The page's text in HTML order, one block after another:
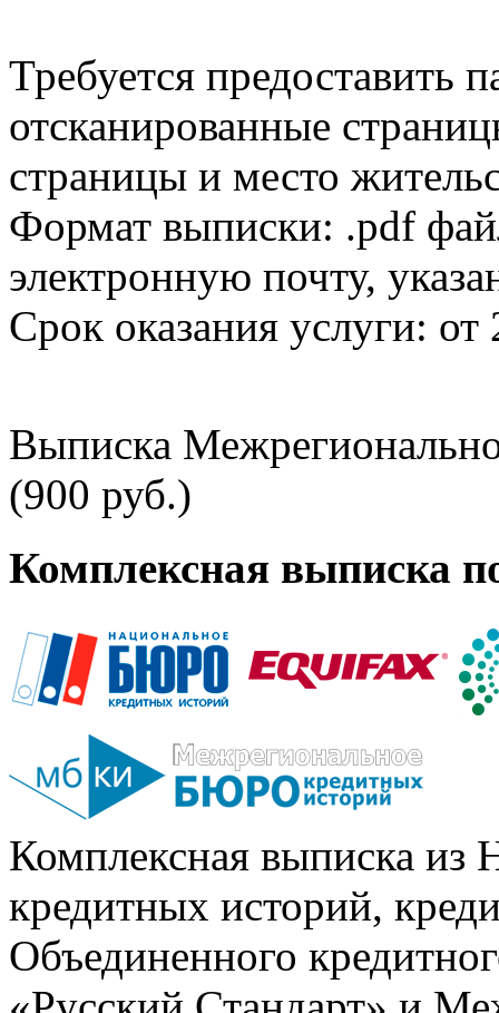
Требуется предоставить
отсканированные
страницы и место
Формат выписки: .pdf
электронную почту,
Срок оказания услуги: от
Выписка
(900 руб.)
Комплексная выписка
Комплексная выписка из
кредитных историй,
Объединенного